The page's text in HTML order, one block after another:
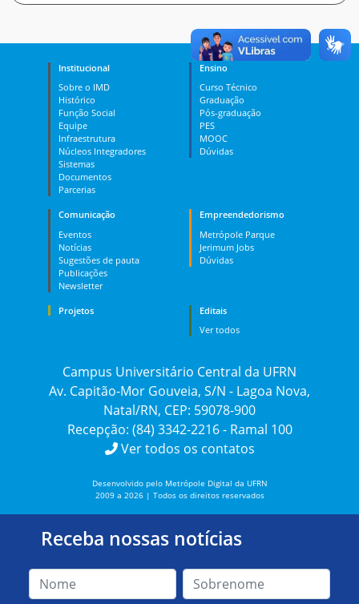
Institucional
Sobre o IMD
Histórico
Função Social
Equipe
Infraestrutura
Núcleos Integradores
Sistemas
Documentos
Parcerias
Ensino
Curso Técnico
Graduação
Pós-graduação
PES
MOOC
Dúvidas
Comunicação
Eventos
Notícias
Sugestões de pauta
Publicações
Newsletter
Empreendedorismo
Metrópole Parque
Jerimum Jobs
Dúvidas
Projetos
Editais
Ver todos
Campus Universitário Central da UFRN
Av. Capitão-Mor Gouveia, S/N - Lagoa Nova,
Natal/RN, CEP: 59078-900
Recepção: (84) 3342-2216 - Ramal 100
Ver todos os contatos
Desenvolvido pelo Metrópole Digital da UFRN
2009 a 2026 | Todos os direitos reservados
Receba nossas notícias